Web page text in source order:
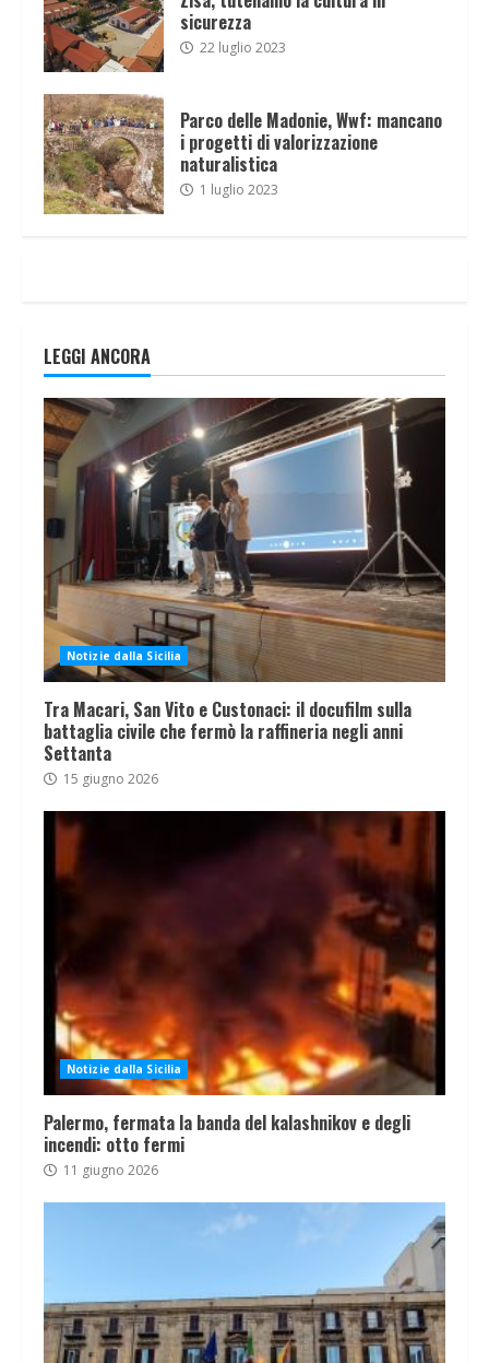
sicurezza
22 luglio 2023
Parco delle Madonie, Wwf: mancano
i progetti di valorizzazione
naturalistica
1 luglio 2023
LEGGI ANCORA
Notizie dalla Sicilia
Tra Macari, San Vito e Custonaci: il docufilm sulla
battaglia civile che fermò la raffineria negli anni
Settanta
15 giugno 2026
Notizie dalla Sicilia
Palermo, fermata la banda del kalashnikov e degli
incendi: otto fermi
11 giugno 2026